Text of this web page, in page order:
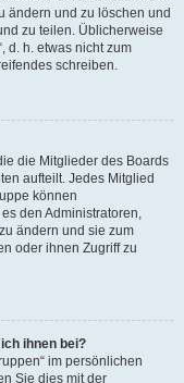
ändern und zu löschen und
zu teilen. Üblicherweise
d. h. etwas nicht zum
schreiben.
die Mitglieder des Boards
aufteilt. Jedes Mitglied
können
den Administratoren,
ändern und sie zum
oder ihnen Zugriff zu
ihnen bei?
im persönlichen
Sie dies mit der